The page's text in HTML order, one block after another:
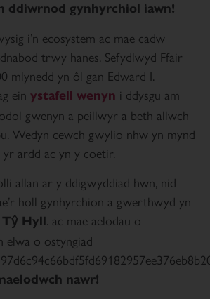
ddiwrnod gynhyrchiol iawn!
i’n ecosystem ac mae cadw
trwy hanes. Sefydlwyd Ffair
mlynedd yn ôl gan Edward I.
ein ystafell wenyn i ddysgu am
gwenyn a peillwyr a beth allwch
Wedyn cewch gwylio nhw yn mynd
ardd ac yn y coetir.
allan ar y ddigwyddiad hwn, nid
holl gynhyrchion a gwerthwyd yn
Tŷ Hyll. ac mae aelodau o
elwa o ostyngiad
nawr!